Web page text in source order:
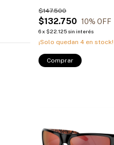
$132.750
$147.500
10% OFF
6x $22.125 sin interés
¡Solo quedan4 en stock!
Comprar